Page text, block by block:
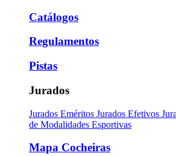
Catálogos
Regulamentos
Pistas
Jurados
Jurados Eméritos Jurados Efetivos
de Modalidades Esportivas
Mapa Cocheiras